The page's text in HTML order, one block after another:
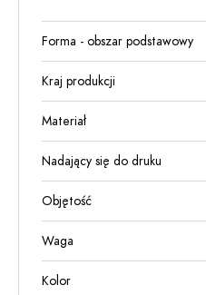
Forma - obszar podstawowy
Kraj produkcji
Materiał
Nadający się do druku
Objętość
Waga
Kolor